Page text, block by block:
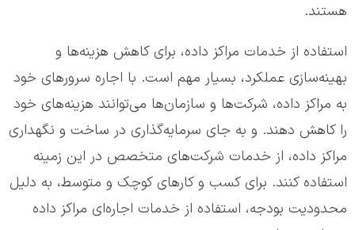
هستند.
استفاده از خدمات مراکز داده، برای کاهش هزینه‌ها و
بهینه‌سازی عملکرد، بسیار مهم است. با اجاره سرورهای خود
به مراکز داده، شرکت‌ها و سازمان‌ها می‌توانند هزینه‌های خود
را کاهش دهند. و به جای سرمایه‌گذاری در ساخت و نگهداری
مراکز داده، از خدمات شرکت‌های متخصص در این زمینه
استفاده کنند. برای کسب و کارهای کوچک و متوسط، به دلیل
محدودیت بودجه، استفاده از خدمات اجاره‌ای مراکز داده